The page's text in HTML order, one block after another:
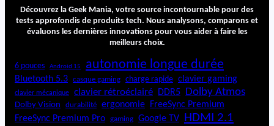
t
e
a
S
c
r
u
b
Découvrez la Geek Mania, votre source incontournable pour des
tests approfondis de produits tech. Nous analysons, comparons et
évaluons les dernières innovations pour vous aider à faire les
meilleurs choix.
6 pouces Android 15 autonomie longue durée
Bluetooth 5.3 casque gaming charge rapide clavier gaming
clavier mécanique clavier rétroéclairé DDR5 Dolby Atmos
Dolby Vision durabilité ergonomie
FreeSync Premium
FreeSync Premium Pro
gaming Google TV HDMI 2.1